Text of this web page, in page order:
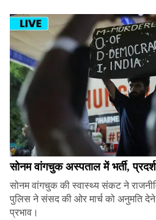
सोनम वांगचुक अस्पताल में भर्ती,
सोनम वांगचुक की स्वास्थ्य संकट ने
पुलिस ने संसद की ओर मार्च को अनुमति
प्रभाव।